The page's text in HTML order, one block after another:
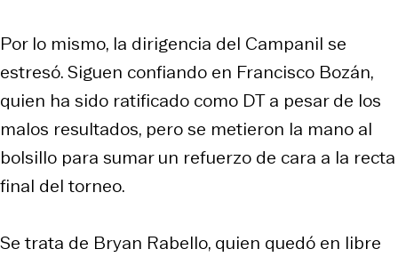
Por lo mismo, la dirigencia del Campanil se
estresó. Siguen confiando en Francisco Bozán,
quien ha sido ratificado como DT a pesar de los
malos resultados, pero se metieron la mano al
bolsillo para sumar un refuerzo de cara a la recta
final del torneo.
Se trata de Bryan Rabello, quien quedó en libre